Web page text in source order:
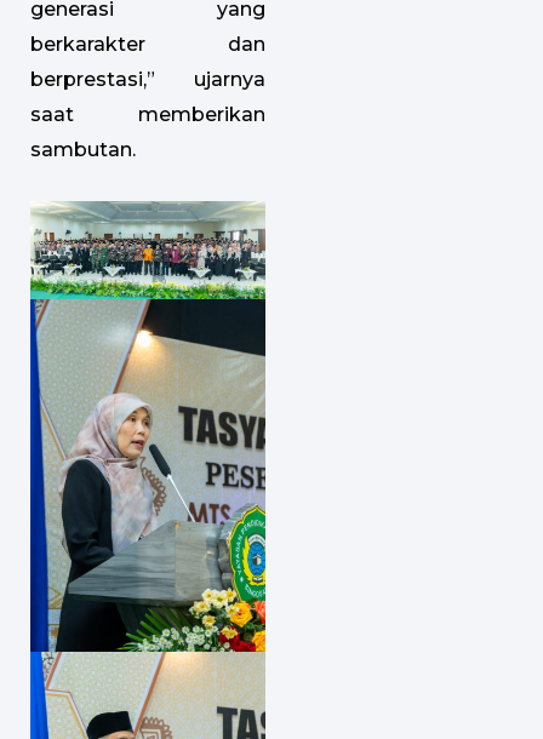
generasi yang
berkarakter dan
berprestasi,” ujarnya
saat memberikan
sambutan.